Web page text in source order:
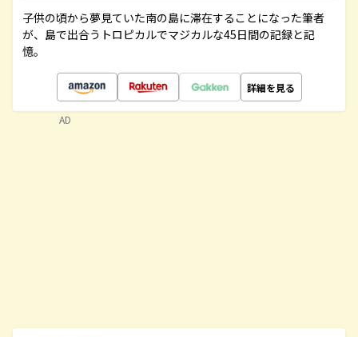
子供の頃から夢見ていた南の島に滞在することになった筆者
が、島で出合うトロピカルでマジカルな45日間の記録と記
憶。
詳細を見る
AD